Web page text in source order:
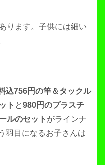
ります。子供には細い
込756円の竿＆タックル
ト と980円のプラスチ
ルのセット がラインナ
羽目になるお子さんは